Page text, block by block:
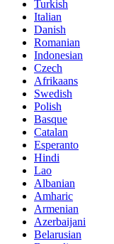
Turkish
Italian
Danish
Romanian
Indonesian
Czech
Afrikaans
Swedish
Polish
Basque
Catalan
Esperanto
Hindi
Lao
Albanian
Amharic
Armenian
Azerbaijani
Belarusian